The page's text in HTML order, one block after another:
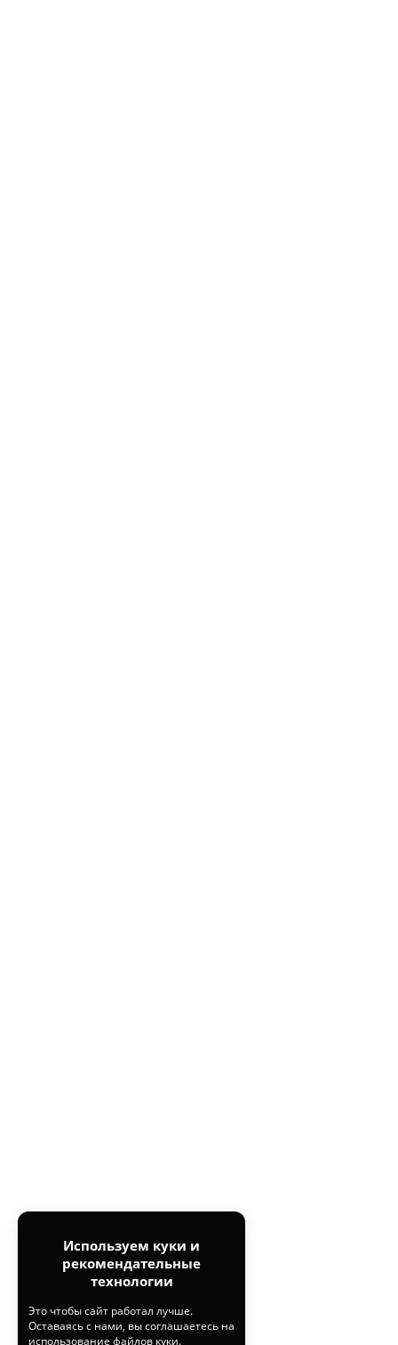
Используем куки и
рекомендательные
технологии
Это чтобы сайт работал лучше.
Оставаясь с нами, вы соглашаетесь на
использование файлов куки.